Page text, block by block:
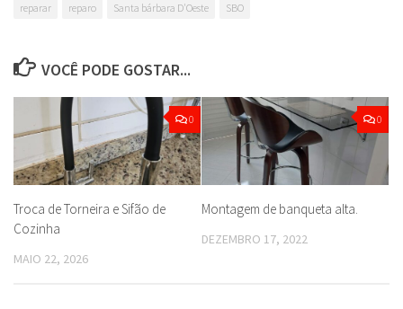
reparar
reparo Santa bárbara D'Oeste SBO
VOCÊ PODE GOSTAR...
0
Troca de Torneira e Sifão de
Cozinha
MAIO 22, 2026
0
Montagem de banqueta alta.
DEZEMBRO 17, 2022